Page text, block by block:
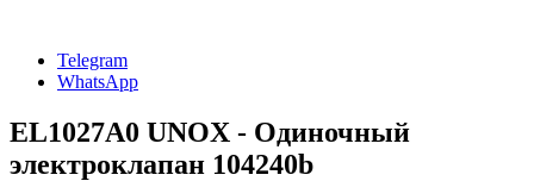
Telegram
WhatsApp
EL1027A0 UNOX - Одиночный
электроклапан 104240b